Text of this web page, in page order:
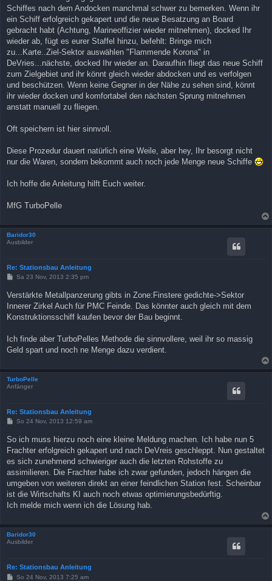
Schiffes nach dem Andocken manchmal schwer zu bemerken. Wenn ihr
ein Schiff erfolgreich gekapert und die neue Besatzung an Board
gebracht habt (Achtung, Marineoffizier wieder mitnehmen), docked Ihr
wieder ab, fügt es eurer Staffel hinzu, befehlt: Bringe mich
zu...Karte..Ziel-Sektor auswählen "Flammende Korona" in
DeVries...nächste, docked Ihr wieder an. Daraufhin fliegt das neue Schiff
zum Zielgebiet und ihr könnt gleich wieder abdocken und es verfolgen
und beschützen. Wenn keine Gegner in der Nähe zu sehen sind, könnt
ihr wieder docken und komfortabel den nächsten Sprung mitnehmen
anstatt manuell zu fliegen.
Oft speichern ist hier sinnvoll.
Diese Prozedur dauert natürlich eine Weile, aber hey, Ihr besorgt nicht
nur die Waren, sondern bekommt auch noch jede Menge neue Schiffe
Ich hoffe die Anleitung hilft Euch weiter.
MfG TurboPelle
Baridor30
Ausbilder
Re: Stationsbau Anleitung
B
t
r
g
Sa 23 Nov, 2013 2:35 pm
Verstärkte Metallpanzerung gibts in Zone:Finstere gedichte->Sektor
Innerer Zirkel Auch für PMC Feinde. Das könnter auch gleich mit dem
Konstruktionsschiff kaufen bevor der Bau beginnt.
Ich finde aber TurboPelles Methode die sinnvollere, weil ihr so massig
Geld spart und noch ne Menge dazu verdient.
TurboPelle
Anfänger
Re: Stationsbau Anleitung
B
t
r
g
So 24 Nov, 2013 12:59 am
So ich muss hierzu noch eine kleine Meldung machen. Ich habe nun 5
Frachter erfolgreich gekapert und nach DeVreis geschleppt. Nun gestaltet
es sich zunehmend schwieriger auch die letzten Rohstoffe zu
assimilieren. Die Frachter habe ich zwar gefunden, jedoch hängen die
umgeben von weiteren direkt an einer feindlichen Station fest. Scheinbar
ist die Wirtschafts KI auch noch etwas optimierungsbedürftig.
Ich melde mich wenn ich die Lösung hab.
Baridor30
Ausbilder
Re: Stationsbau Anleitung
BSo 24 Nov, 2013 7:25 am